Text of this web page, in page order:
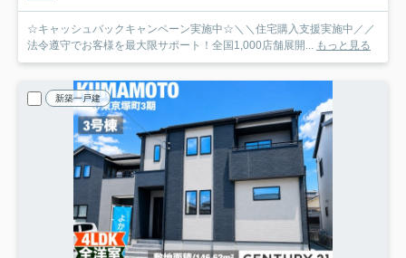
☆キャッシュバックキャンペーン実施中☆＼＼住宅購入支援実施中／／
法令遵守でお客様を最大限サポート！全国1,000店舗展開... もっと見る
新築一戸建